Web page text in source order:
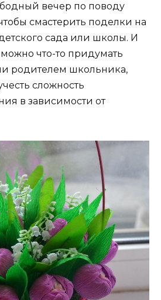
вечер по поводу
смастерить поделки на
сада или школы. И
что-то придумать
родителем школьника,
сложность
в зависимости от